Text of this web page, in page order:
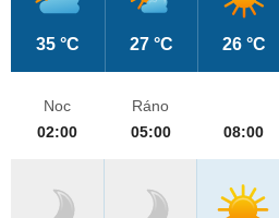
35 °C 27 °C 26 °C
Noc
02:00
Ráno
05:00
08:00